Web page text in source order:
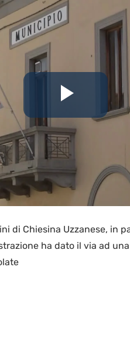
il
di Chiesina Uzzanese, in
ha dato il via ad